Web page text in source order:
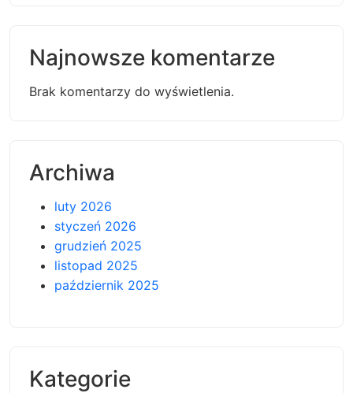
Najnowsze komentarze
Brak komentarzy do wyświetlenia.
Archiwa
luty 2026
styczeń 2026
grudzień 2025
listopad 2025
październik 2025
Kategorie